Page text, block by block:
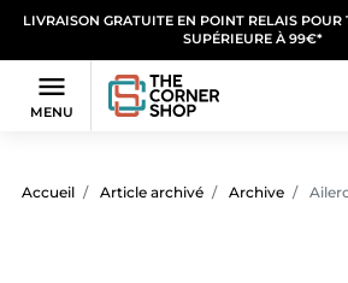
LIVRAISON GRATUITE EN POINT RELAIS
SUPÉRIEURE À 99€*

MENU
Accueil Article archivé Archive